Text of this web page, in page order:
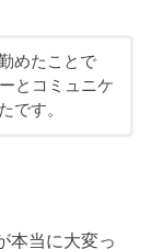
めたことで
とコミュニケ
です。
本当に大変っ